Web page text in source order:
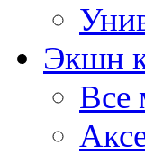
Экшн
Все